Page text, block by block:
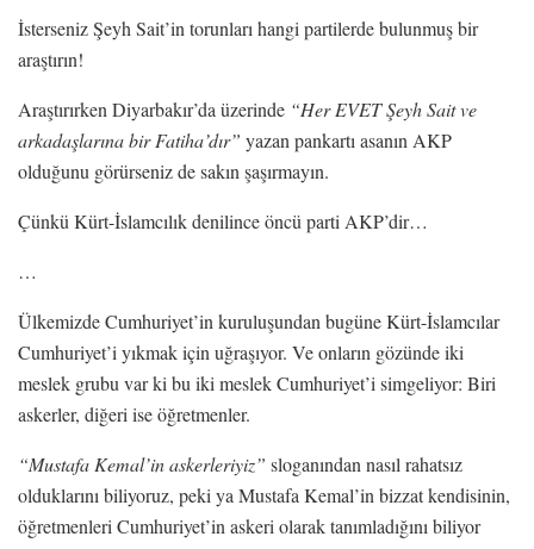
İsterseniz Şeyh Sait’in torunları hangi partilerde bulunmuş bir
araştırın!
Araştırırken Diyarbakır’da üzerinde “Her EVET Şeyh Sait ve
arkadaşlarına bir Fatiha’dır” yazan pankartı asanın AKP
olduğunu görürseniz de sakın şaşırmayın.
Çünkü Kürt-İslamcılık denilince öncü parti AKP’dir…
…
Ülkemizde Cumhuriyet’in kuruluşundan bugüne Kürt-İslamcılar
Cumhuriyet’i yıkmak için uğraşıyor. Ve onların gözünde iki
meslek grubu var ki bu iki meslek Cumhuriyet’i simgeliyor: Biri
askerler, diğeri ise öğretmenler.
“Mustafa Kemal’in askerleriyiz” sloganından nasıl rahatsız
olduklarını biliyoruz, peki ya Mustafa Kemal’in bizzat kendisinin,
öğretmenleri Cumhuriyet’in askeri olarak tanımladığını biliyor